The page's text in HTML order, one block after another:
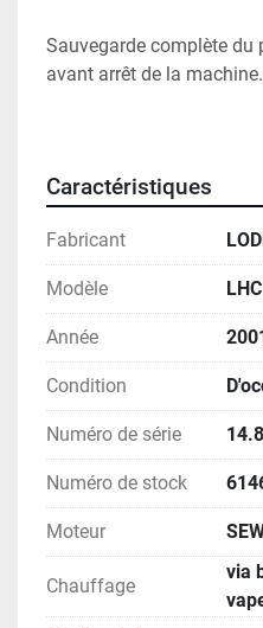
Sauvegarde complète du
avant arrêt de la machine.
Caractéristiques
Fabricant
Modèle
Année
Condition
Numéro de série
Numéro de stock
Moteur
Chauffage
via